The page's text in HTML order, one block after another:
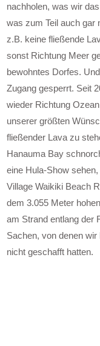
nachholen, was wir
was zum Teil auch gar
z.B. keine fließende
sonst Richtung Meer
bewohntes Dorfes.
Zugang gesperrt. Seit
wieder Richtung
unserer größten
fließender Lava zu
Hanauma Bay
eine Hula-Show
Village Waikiki Beach
dem 3.055 Meter
am Strand entlang der
Sachen, von denen
nicht geschafft hatten.